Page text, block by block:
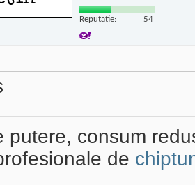
Reputatie: 54
putere, consum
de